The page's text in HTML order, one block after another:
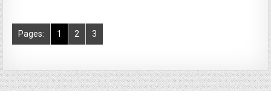
Pages: 1 2 3